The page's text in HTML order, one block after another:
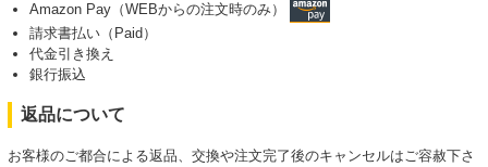
Amazon Pay（WEBからの注文時のみ）
請求書払い（Paid）
代金引き換え
銀行振込
返品について
お客様のご都合による返品、交換や注文完了後のキャンセルはご容赦下さ